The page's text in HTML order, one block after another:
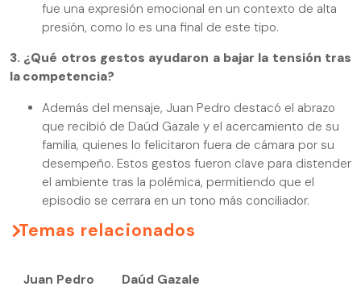
fue una expresión emocional en un contexto de alta
presión, como lo es una final de este tipo.
3. ¿Qué otros gestos ayudaron a bajar la tensión tras
la competencia?
Además del mensaje, Juan Pedro destacó el abrazo
que recibió de Daúd Gazale y el acercamiento de su
familia, quienes lo felicitaron fuera de cámara por su
desempeño. Estos gestos fueron clave para distender
el ambiente tras la polémica, permitiendo que el
episodio se cerrara en un tono más conciliador.
Temas relacionados
Juan Pedro Daúd Gazale